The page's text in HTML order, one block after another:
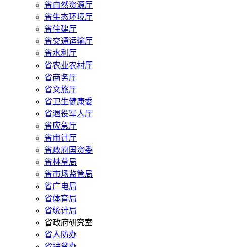
省自然资源厅
省生态环境厅
省住建厅
省交通运输厅
省水利厅
省农业农村厅
省商务厅
省文旅厅
省卫生健康委
省退役军人厅
省应急厅
省审计厅
省政府国资委
省林草局
省市场监管局
省广电局
省体育局
省统计局
省政府研究室
省人防办